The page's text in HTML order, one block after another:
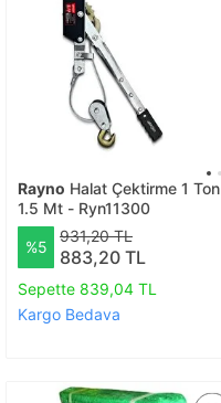
Rayno Halat Çektirme 1 Ton
1.5 Mt - Ryn11300
%5
931,20 TL
883,20 TL
Sepette 839,04 TL
Kargo Bedava